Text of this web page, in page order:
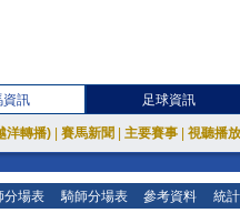
資訊 足球資訊
洋轉播) 賽馬新聞 主要賽事 視聽播
分場表 騎師分場表 參考資料 統